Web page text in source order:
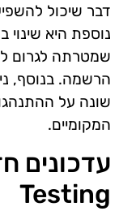
דבר שיכול
נוספת היא שינוי
שמטרתה לגרום
הרשמה. בנוסף,
שונה על
המקומיים.
Testing